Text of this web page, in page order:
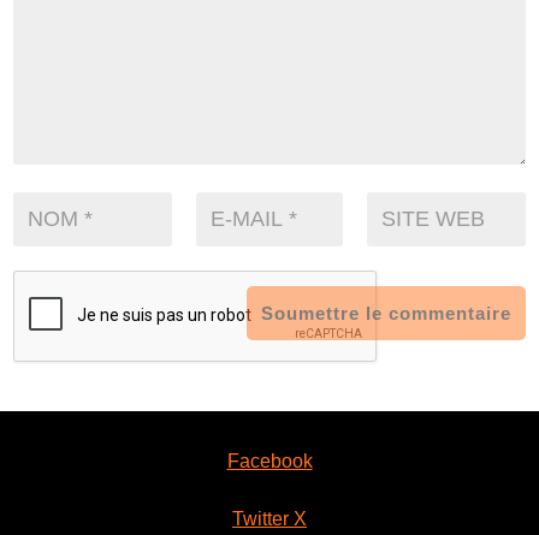
Soumettre le commentaire
Facebook
Twitter X